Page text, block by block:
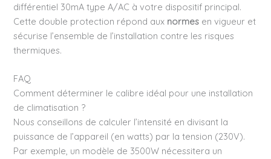
différentiel 30mA type A/AC à votre dispositif principal.
Cette double protection répond aux normes en vigueur et
sécurise l’ensemble de l’installation contre les risques
thermiques.
FAQ
Comment déterminer le calibre idéal pour une installation
de climatisation ?
Nous conseillons de calculer l’intensité en divisant la
puissance de l’appareil (en watts) par la tension (230V).
Par exemple, un modèle de 3500W nécessitera un